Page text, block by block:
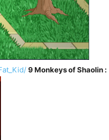
9 Monkeys of Shaolin :